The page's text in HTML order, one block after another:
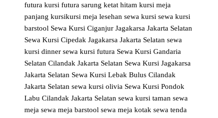
futurakursi futura sarung ketat hitamkursi meja
panjangkursikursimeja lesehansewa kursisewa kursi
barstool Sewa Kursi Ciganjur Jagakarsa Jakarta Selatan
Sewa Kursi Cipedak Jagakarsa Jakarta Selatansewa
kursi dinnersewa kursi futura Sewa Kursi Gandaria
Selatan Cilandak Jakarta Selatan Sewa Kursi Jagakarsa
Jakarta Selatan Sewa Kursi Lebak Bulus Cilandak
Jakarta Selatansewa kursi olivia Sewa Kursi Pondok
Labu Cilandak Jakarta Selatansewa kursi tamansewa
mejasewa meja barstoolsewa meja kotaksewa tenda